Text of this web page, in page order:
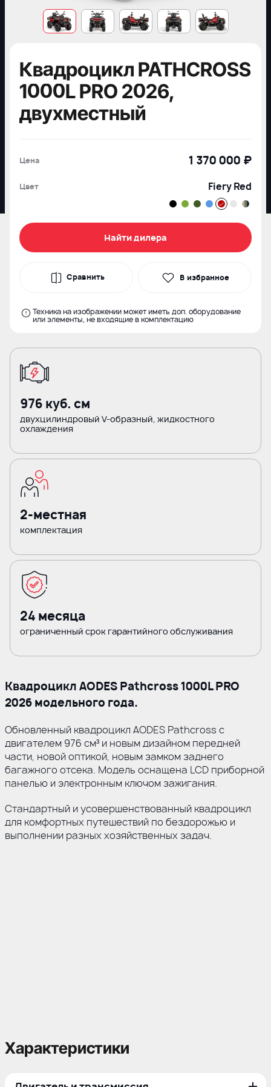
Квадроцикл PATHCROSS
1000L PRO 2026,
двухместный
Цена 1 370 000 ₽
Цвет Fiery Red
Найти дилера
Сравнить В избранное
Техника на изображении может иметь доп. оборудование
или элементы, не входящие в комплектацию
976 куб. см
двухцилиндровый V-образный, жидкостного
охлаждения
2-местная
комплектация
24 месяца
ограниченный срок гарантийного обслуживания
Квадроцикл AODES Pathcross 1000L PRO
2026 модельного года.
Обновленный квадроцикл AODES Pathcross с
двигателем 976 см³ и новым дизайном передней
части, новой оптикой, новым замком заднего
багажного отсека. Модель оснащена LCD приборной
панелью и электронным ключом зажигания.
Стандартный и усовершенствованный квадроцикл
для комфортных путешествий по бездорожью и
выполнении разных хозяйственных задач.
Характеристики